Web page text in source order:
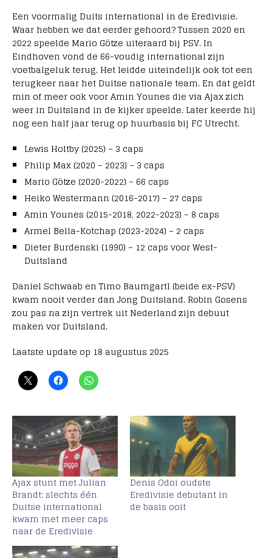
Een voormalig Duits international in de Eredivisie.
Waar hebben we dat eerder gehoord? Tussen 2020 en
2022 speelde Mario Götze uiteraard bij PSV. In
Eindhoven vond de 66-voudig international zijn
voetbalgeluk terug. Het leidde uiteindelijk ook tot een
terugkeer naar het Duitse nationale team. En dat geldt
min of meer ook voor Amin Younes die via Ajax zich
weer in Duitsland in de kijker speelde. Later keerde hij
nog een half jaar terug op huurbasis bij FC Utrecht.
Lewis Holtby (2025) – 3 caps
Philip Max (2020 – 2023) – 3 caps
Mario Götze (2020-2022) – 66 caps
Heiko Westermann (2016-2017) – 27 caps
Amin Younes (2015-2018, 2022-2023) – 8 caps
Armel Bella-Kotchap (2023-2024) – 2 caps
Dieter Burdenski (1990) – 12 caps voor West-
Duitsland
Daniel Schwaab en Timo Baumgartl (beide ex-PSV)
kwam nooit verder dan Jong Duitsland. Robin Gosens
zou pas na zijn vertrek uit Nederland zijn debuut
maken vor Duitsland.
Laatste update op 18 augustus 2025
Ajax stunt met Julian
Brandt: slechts één
Duitse international
kwam met meer caps
naar de Eredivisie
Denis Odoi oudste
Eredivisie debutant in
de basis ooit